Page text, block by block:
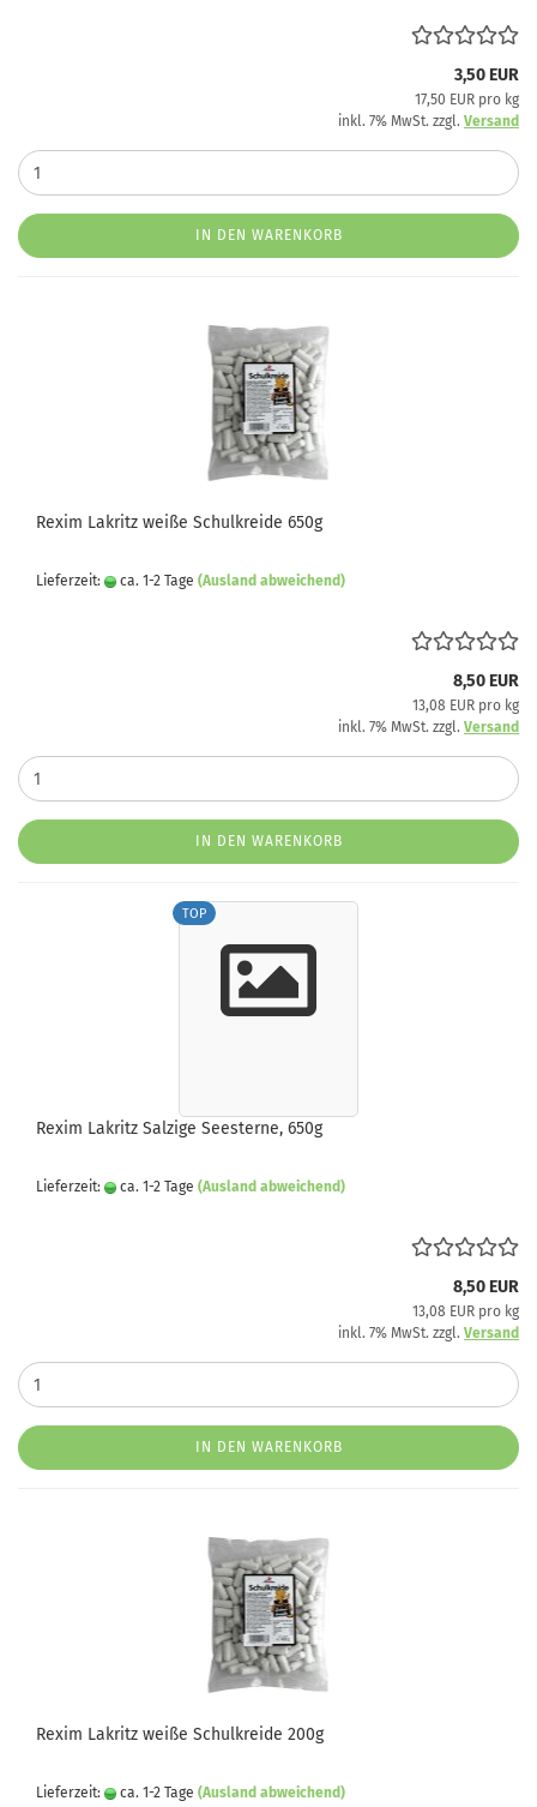
3,50 EUR
17,50 EUR pro kg
inkl. 7% MwSt. zzgl. Versand
IN DEN WARENKORB
Rexim Lakritz weiße Schulkreide 650g
Lieferzeit: ca. 1-2 Tage (Ausland abweichend)
8,50 EUR
13,08 EUR pro kg
inkl. 7% MwSt. zzgl. Versand
IN DEN WARENKORB
TOP
Rexim Lakritz Salzige Seesterne, 650g
Lieferzeit: ca. 1-2 Tage (Ausland abweichend)
8,50 EUR
13,08 EUR pro kg
inkl. 7% MwSt. zzgl. Versand
IN DEN WARENKORB
Rexim Lakritz weiße Schulkreide 200g
Lieferzeit: ca. 1-2 Tage (Ausland abweichend)